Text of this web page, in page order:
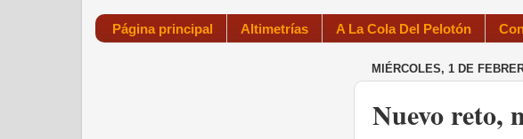
Página principal Altimetrías A La Cola Del Pelotón
MIÉRCOLES, 1 DE
Nuevo reto,